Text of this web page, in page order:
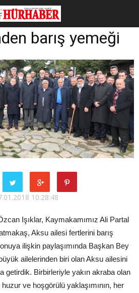
barış yemeği
10:28:48
Işıklar, Kaymakamımız Ali Partal
Aksu ailesi fertlerini barış
ilişkin paylaşımında Başkan Bey
ailelerinden biri olan Aksu ailesini
getirdik. Birbirleriyle yakın akraba olan
ve hoşgörülü yaklaşımının, her